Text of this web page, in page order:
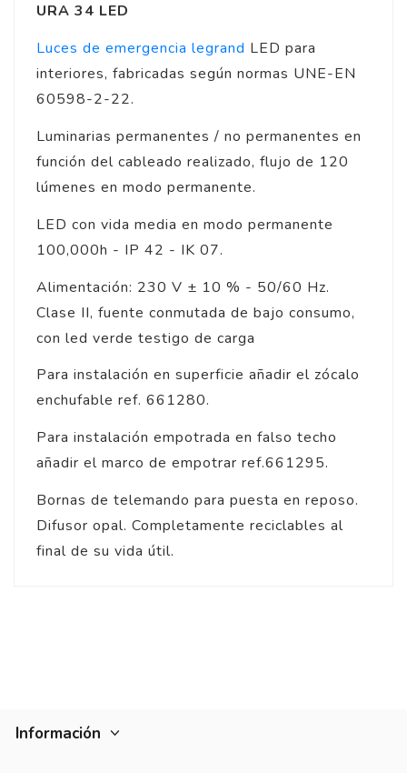
URA 34 LED
Luces de emergencia legrand LED para
interiores, fabricadas según normas UNE-EN
60598-2-22.
Luminarias permanentes / no permanentes en
función del cableado realizado, flujo de 120
lúmenes en modo permanente.
LED con vida media en modo permanente
100,000h - IP 42 - IK 07.
Alimentación: 230 V ± 10 % - 50/60 Hz.
Clase II, fuente conmutada de bajo consumo,
con led verde testigo de carga
Para instalación en superficie añadir el zócalo
enchufable ref. 661280.
Para instalación empotrada en falso techo
añadir el marco de empotrar ref.661295.
Bornas de telemando para puesta en reposo.
Difusor opal. Completamente reciclables al
final de su vida útil.
Información